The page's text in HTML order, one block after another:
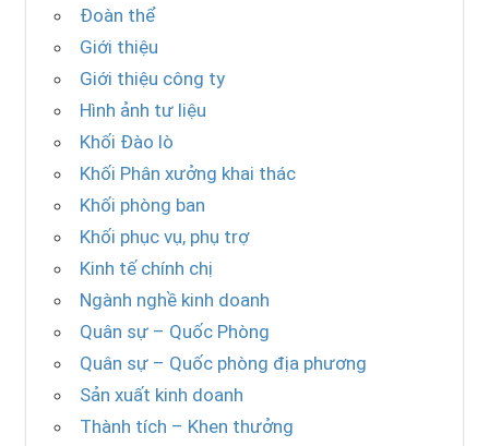
Đoàn thể
Giới thiệu
Giới thiệu công ty
Hình ảnh tư liệu
Khối Đào lò
Khối Phân xưởng khai thác
Khối phòng ban
Khối phục vụ, phụ trợ
Kinh tế chính chị
Ngành nghề kinh doanh
Quân sự – Quốc Phòng
Quân sự – Quốc phòng địa phương
Sản xuất kinh doanh
Thành tích – Khen thưởng